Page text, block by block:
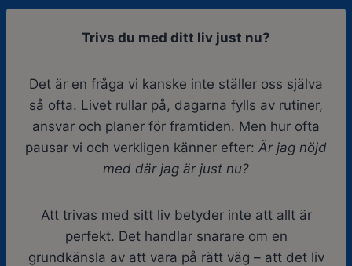
Trivs du med ditt liv just nu?
Det är en fråga vi kanske inte ställer oss själva
så ofta. Livet rullar på, dagarna fylls av rutiner,
ansvar och planer för framtiden. Men hur ofta
pausar vi och verkligen känner efter: Är jag nöjd
med där jag är just nu?
Att trivas med sitt liv betyder inte att allt är
perfekt. Det handlar snarare om en
grundkänsla av att vara på rätt väg – att det liv